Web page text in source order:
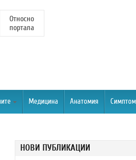
Относно
портала
Медицина Анатомия
НОВИ ПУБЛИКАЦИИ